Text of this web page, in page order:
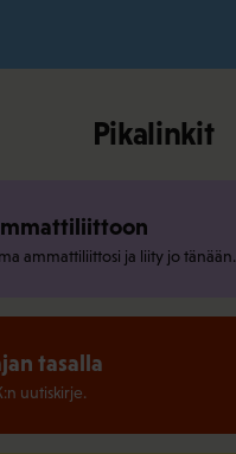
Pikalinkit
ammattiliittosi ja liity jo tänään.
tasalla
uutiskirje.